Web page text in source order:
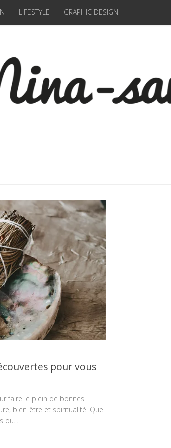
LIFESTYLE GRAPHIC DESIGN
pour vous
faire le plein de bonnes
bien-être et spiritualité. Que
ou...